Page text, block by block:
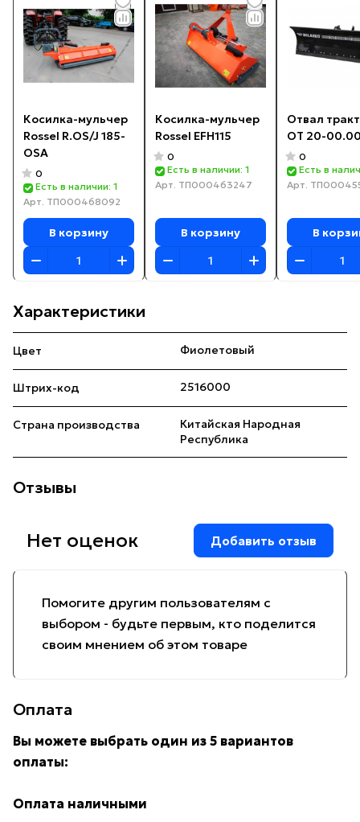
Косилка-мульчер
Rossel R.OS/J 185-
OSA
0
Есть в наличии: 1
Арт. ТП000468092
В корзину
Косилка-мульчер
Rossel EFH115
0
Есть в наличии: 1
Арт. ТП000463247
В корзину
Отвал
ОТ 20-
0
Есть в
Арт.
В
Характеристики
Цвет Фиолетовый
Штрих-код 2516000
Страна производства
Китайская Народная
Республика
Отзывы
Помогите другим пользователям с
выбором - будьте первым, кто поделится
своим мнением об этом товаре
Нет оценок Добавить отзыв
Оплата
Вы можете выбрать один из 5 вариантов
оплаты:
Оплата наличными